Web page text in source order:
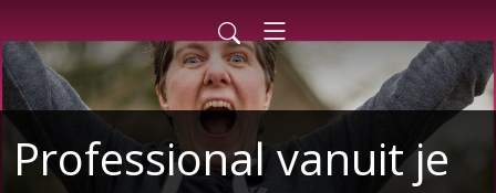
Professional vanuit je